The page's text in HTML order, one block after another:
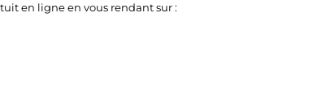
en ligne en vous rendant sur :